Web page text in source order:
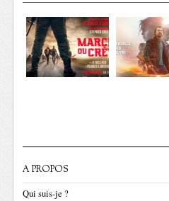
A PROPOS
Qui suis-je ?